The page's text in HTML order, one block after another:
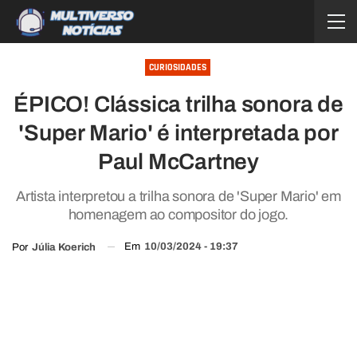
CURIOSIDADES
ÉPICO! Clássica trilha sonora de
'Super Mario' é interpretada por
Paul McCartney
Artista interpretou a trilha sonora de 'Super Mario' em
homenagem ao compositor do jogo.
Por Júlia Koerich Em 10/03/2024 - 19:37